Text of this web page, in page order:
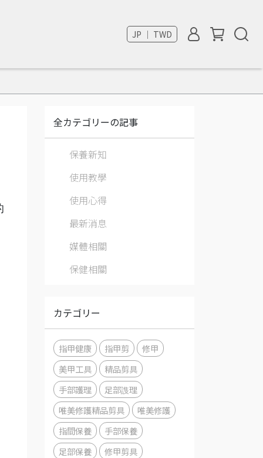
JP ｜ TWD
全カテゴリーの記事
保養新知
使用教學
使用心得
最新消息
媒體相關
保健相關
カテゴリー
指甲健康 指甲剪
修甲
美甲工具
精品剪具
手部護理
足部謢理
唯美修護精品剪具
唯美修護
指間保養
手部保養
足部保養
修甲剪具